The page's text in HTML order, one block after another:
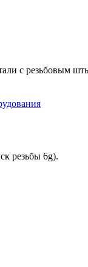
с резьбовым
резьбы 6g).